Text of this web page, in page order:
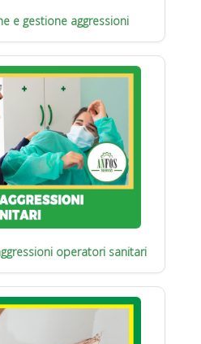
e gestione aggressioni
operatori sanitari